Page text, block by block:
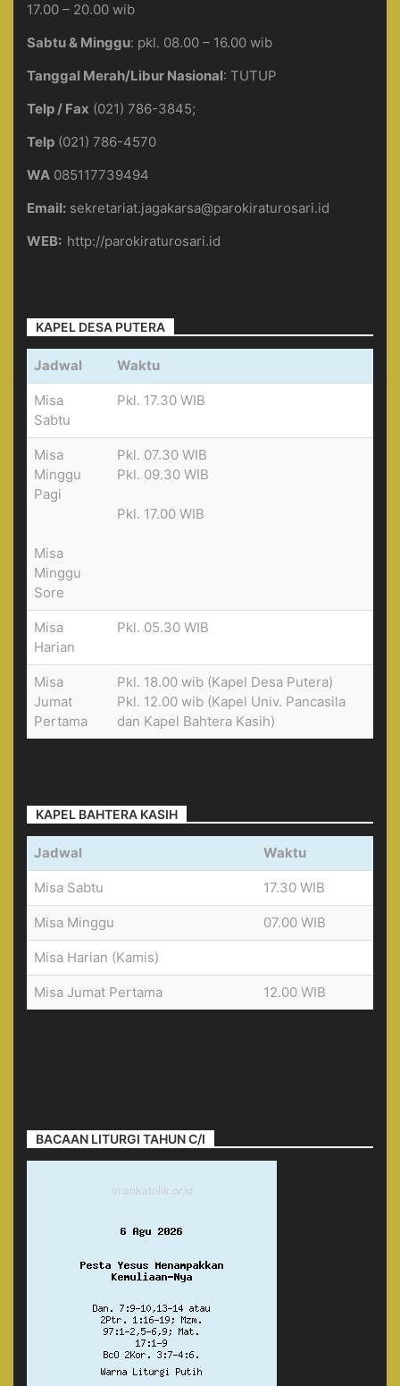
17.00 – 20.00 wib
Sabtu & Minggu: pkl. 08.00 – 16.00 wib
Tanggal Merah/Libur Nasional: TUTUP
Telp / Fax (021) 786-3845;
Telp (021) 786-4570
WA 085117739494
Email: sekretariat.jagakarsa@parokiraturosari.id
WEB: http://parokiraturosari.id
KAPEL DESA PUTERA
Jadwal Waktu
Misa
Sabtu
Pkl. 17.30 WIB
Misa
Minggu
Pagi
Misa
Minggu
Sore
Pkl. 07.30 WIB
Pkl. 09.30 WIB
Pkl. 17.00 WIB
Misa
Harian
Pkl. 05.30 WIB
Misa
Jumat
Pertama
Pkl. 18.00 wib (Kapel Desa Putera)
Pkl. 12.00 wib (Kapel Univ. Pancasila
dan Kapel Bahtera Kasih)
KAPEL BAHTERA KASIH
Jadwal Waktu
Misa Sabtu 17.30 WIB
Misa Minggu 07.00 WIB
Misa Harian (Kamis)
Misa Jumat Pertama 12.00 WIB
BACAAN LITURGI TAHUN C/I
imankatolik.or.id